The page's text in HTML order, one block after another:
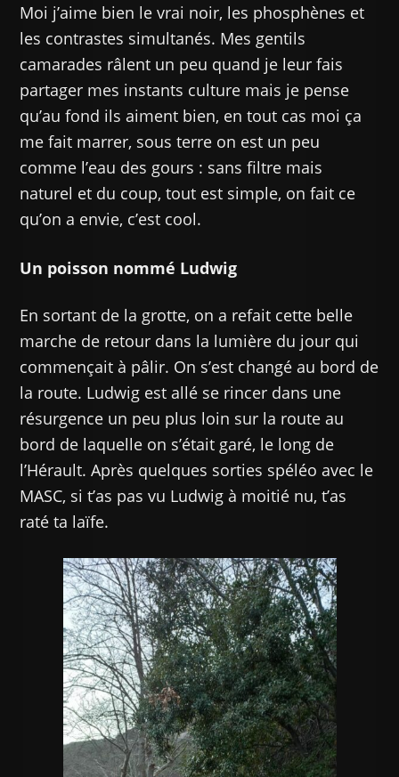
Moi j’aime bien le vrai noir, les phosphènes et
les contrastes simultanés. Mes gentils
camarades râlent un peu quand je leur fais
partager mes instants culture mais je pense
qu’au fond ils aiment bien, en tout cas moi ça
me fait marrer, sous terre on est un peu
comme l’eau des gours : sans filtre mais
naturel et du coup, tout est simple, on fait ce
qu’on a envie, c’est cool.
Un poisson nommé Ludwig
En sortant de la grotte, on a refait cette belle
marche de retour dans la lumière du jour qui
commençait à pâlir. On s’est changé au bord de
la route. Ludwig est allé se rincer dans une
résurgence un peu plus loin sur la route au
bord de laquelle on s’était garé, le long de
l’Hérault. Après quelques sorties spéléo avec le
MASC, si t’as pas vu Ludwig à moitié nu, t’as
raté ta laïfe.